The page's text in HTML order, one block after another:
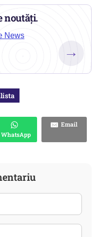
noutăți.
News
→
WhatsApp
Email